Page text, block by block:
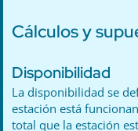
Cálculos y
Disponibilidad
La disponibilidad se
estación está
total que la estación